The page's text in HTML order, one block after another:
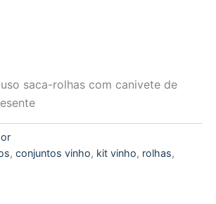
saca-rolhas com canivete de
,conjuntos vinho, kit vinho, rolhas,